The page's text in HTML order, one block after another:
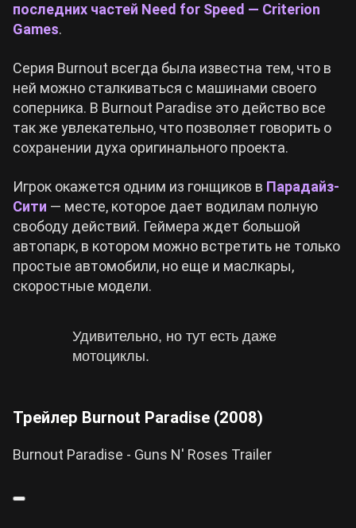
последних частей Need for Speed — Criterion
Games.
Серия Burnout всегда была известна тем, что в
ней можно сталкиваться с машинами своего
соперника. В Burnout Paradise это действо все
так же увлекательно, что позволяет говорить о
сохранении духа оригинального проекта.
Игрок окажется одним из гонщиков в Парадайз-
Сити — месте, которое дает водилам полную
свободу действий. Геймера ждет большой
автопарк, в котором можно встретить не только
простые автомобили, но еще и маслкары,
скоростные модели.
Удивительно, но тут есть даже
мотоциклы.
Трейлер Burnout Paradise (2008)
Burnout Paradise - Guns N' Roses Trailer